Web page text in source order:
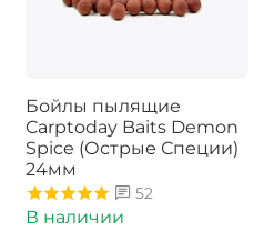
Бойлы пылящие
Carptoday Baits Demon
Spice (Острые Специи)
24мм
52
В наличии